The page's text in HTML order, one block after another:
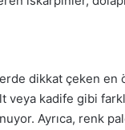
dikkat çeken
veya kadife gibi
Ayrıca, renk